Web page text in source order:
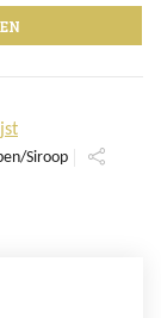
Siroop